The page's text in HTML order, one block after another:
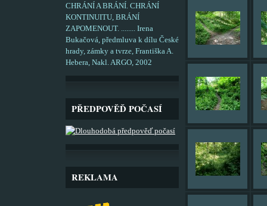
CHRÁNÍ A BRÁNÍ. CHRÁNÍ
KONTINUITU, BRÁNÍ
ZAPOMENOUT. ........ Irena
Bukačová, předmluva k dílu České
hrady, zámky a tvrze, Františka A.
Hebera, Nakl. ARGO, 2002
PŘEDPOVĚĎ POČASÍ
REKLAMA